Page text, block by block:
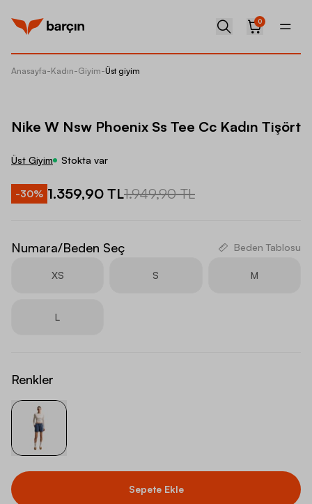
0
Anasayfa-Kadın-Giyim-Üst giyim
Nike W Nsw Phoenix Ss Tee Cc Kadın Tişört
Üst Giyim Stokta var
-30% 1.359,90 TL1.949,90 TL
Numara/Beden Seç Beden Tablosu
XS S M
L
Renkler
Sepete Ekle